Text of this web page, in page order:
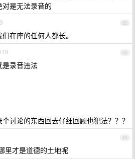
是无法录音的
62
在座的任何人都长。
63
是录音违法
讨论的东西回去仔细回顾也犯法？？？
64
里才是道德的土地呢